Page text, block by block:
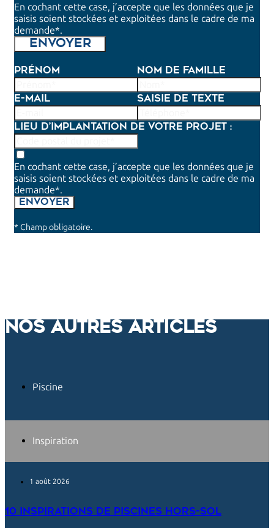
En cochant cette case, j’accepte que les données que je
saisis soient stockées et exploitées dans le cadre de ma
demande*.
ENVOYER
Prénom Nom de famille
E-mail Saisie de texte
Lieu d’implantation de votre projet :
En cochant cette case, j’accepte que les données que je
saisis soient stockées et exploitées dans le cadre de ma
demande*.
ENVOYER
* Champ obligatoire.
Nos autres articles
Piscine
Inspiration
1 août 2026
10 inspirations de piscines hors-sol